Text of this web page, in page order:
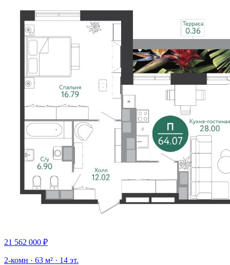
21 562 000 ₽
2-комн · 63 м² · 14 эт.